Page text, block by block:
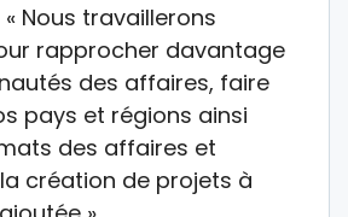
« Nous travaillerons
rapprocher davantage
des affaires, faire
pays et régions ainsi
des affaires et
création de projets à